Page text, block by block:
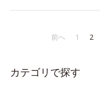
前へ 1 2
カテゴリで探す